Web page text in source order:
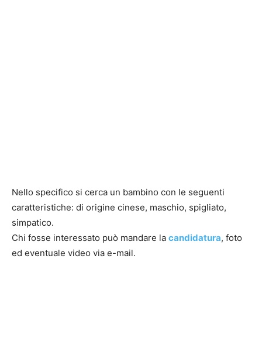
Nello specifico si cerca un bambino con le seguenti
caratteristiche: di origine cinese, maschio, spigliato,
simpatico.
Chi fosse interessato può mandare la candidatura, foto
ed eventuale video via e-mail.